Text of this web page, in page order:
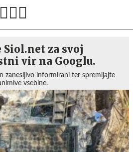
za svoj
vir na Googlu.
zanesljivo informirani ter spremljajte
vsebine.